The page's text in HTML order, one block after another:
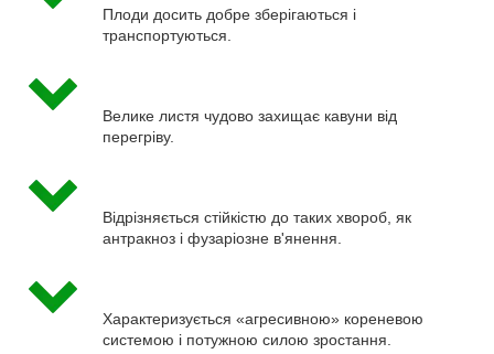
Плоди досить добре зберігаються і
транспортуються.
Велике листя чудово захищає кавуни від
перегріву.
Відрізняється стійкістю до таких хвороб, як
антракноз і фузаріозне в'янення.
Характеризується «агресивною» кореневою
системою і потужною силою зростання.